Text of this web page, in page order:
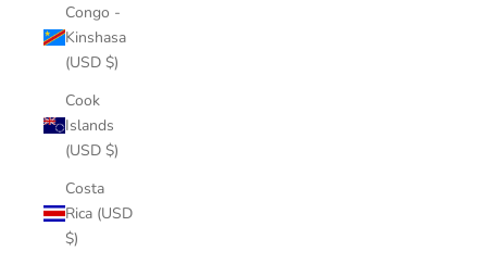
Congo -
Kinshasa
(USD $)
Cook
Islands
(USD $)
Costa
Rica (USD
$)